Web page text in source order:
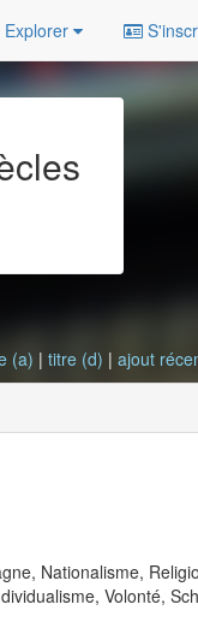
Explorer
(a) |titre (d) |ajout
Nationalisme,
Volonté,